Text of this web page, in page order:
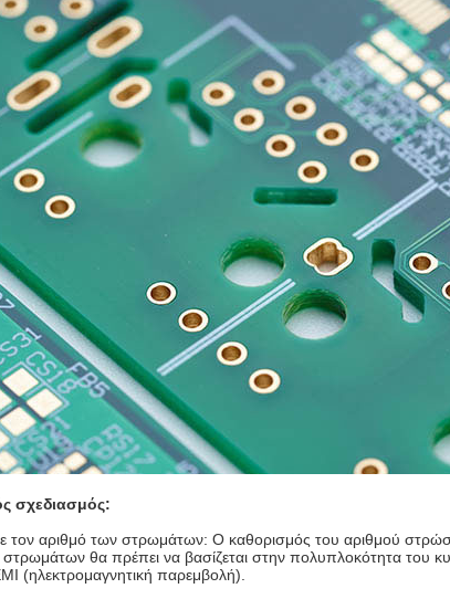
σχεδιασμός:
τον αριθμό των στρωμάτων: Ο καθορισμός του αριθμού
θα πρέπει να βασίζεται στην πολυπλοκότητα του
(ηλεκτρομαγνητική παρεμβολή).